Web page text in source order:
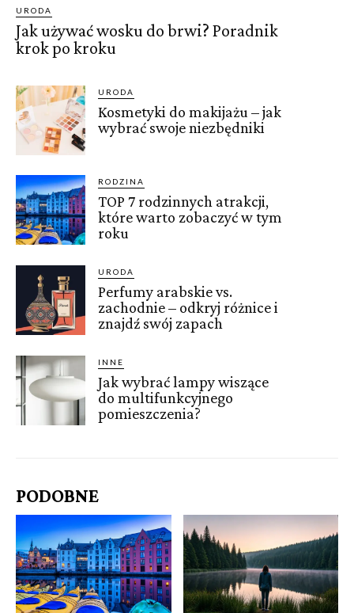
URODA
Jak używać wosku do brwi? Poradnik
krok po kroku
URODA
Kosmetyki do makijażu – jak
wybrać swoje niezbędniki
RODZINA
TOP 7 rodzinnych atrakcji,
które warto zobaczyć w tym
roku
URODA
Perfumy arabskie vs.
zachodnie – odkryj różnice i
znajdź swój zapach
INNE
Jak wybrać lampy wiszące
do multifunkcyjnego
pomieszczenia?
PODOBNE